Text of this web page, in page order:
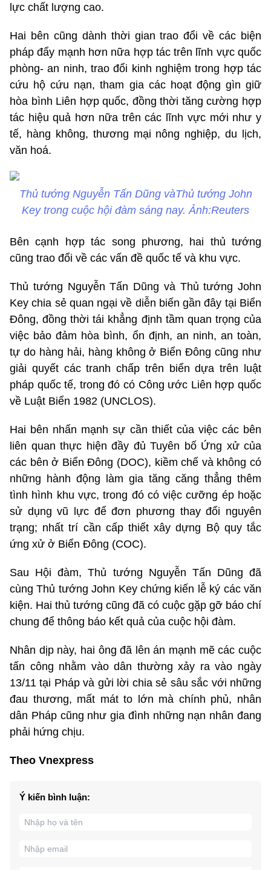
lực chất lượng cao.
Hai bên cũng dành thời gian trao đổi về các biện
pháp đẩy mạnh hơn nữa hợp tác trên lĩnh vực quốc
phòng- an ninh, trao đổi kinh nghiệm trong hợp tác
cứu hộ cứu nạn, tham gia các hoạt động gìn giữ
hòa bình Liên hợp quốc, đồng thời tăng cường hợp
tác hiệu quả hơn nữa trên các lĩnh vực mới như y
tế, hàng không, thương mại nông nghiệp, du lịch,
văn hoá.
Thủ tướng Nguyễn Tấn Dũng vàThủ tướng John
Key trong cuộc hội đàm sáng nay. Ảnh:Reuters
Bên cạnh hợp tác song phương, hai thủ tướng
cũng trao đổi về các vấn đề quốc tế và khu vực.
Thủ tướng Nguyễn Tấn Dũng và Thủ tướng John
Key chia sẻ quan ngại về diễn biến gần đây tại Biển
Đông, đồng thời tái khẳng định tầm quan trọng của
việc bảo đảm hòa bình, ổn định, an ninh, an toàn,
tự do hàng hải, hàng không ở Biển Đông cũng như
giải quyết các tranh chấp trên biển dựa trên luật
pháp quốc tế, trong đó có Công ước Liên hợp quốc
về Luật Biển 1982 (UNCLOS).
Hai bên nhấn mạnh sự cần thiết của việc các bên
liên quan thực hiện đầy đủ Tuyên bố Ứng xử của
các bên ở Biển Đông (DOC), kiềm chế và không có
những hành động làm gia tăng căng thẳng thêm
tình hình khu vực, trong đó có việc cưỡng ép hoặc
sử dụng vũ lực để đơn phương thay đổi nguyên
trạng; nhất trí cần cấp thiết xây dựng Bộ quy tắc
ứng xử ở Biển Đông (COC).
Sau Hội đàm, Thủ tướng Nguyễn Tấn Dũng đã
cùng Thủ tướng John Key chứng kiến lễ ký các văn
kiện. Hai thủ tướng cũng đã có cuộc gặp gỡ báo chí
chung để thông báo kết quả của cuộc hội đàm.
Nhân dịp này, hai ông đã lên án mạnh mẽ các cuộc
tấn công nhằm vào dân thường xảy ra vào ngày
13/11 tại Pháp và gửi lời chia sẻ sâu sắc với những
đau thương, mất mát to lớn mà chính phủ, nhân
dân Pháp cũng như gia đình những nạn nhân đang
phải hứng chịu.
Theo Vnexpress
Ý kiến bình luận: